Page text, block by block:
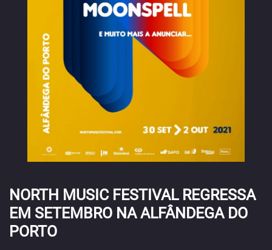
NORTH MUSIC FESTIVAL REGRESSA
EM SETEMBRO NA ALFÂNDEGA DO
PORTO